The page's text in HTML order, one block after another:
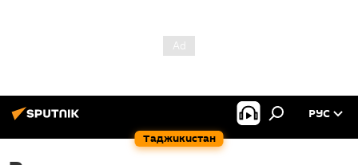
Таджикистан
РУС